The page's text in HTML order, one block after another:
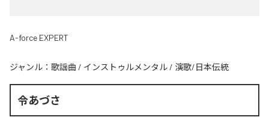
A-force EXPERT
ジャンル： 歌謡曲 / インストゥルメンタル / 演歌/日本伝統
令あづさ